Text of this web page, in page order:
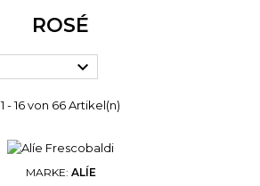
ROSÉ

1 - 16 von 66 Artikel(n)
MARKE: ALÍE